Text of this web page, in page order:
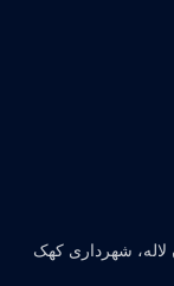
شهرداری کهک